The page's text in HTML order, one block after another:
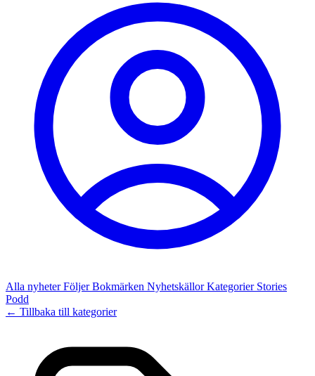
Alla nyheterFöljerBokmärken NyhetskällorKategorier Stories
Podd
← Tillbaka till kategorier